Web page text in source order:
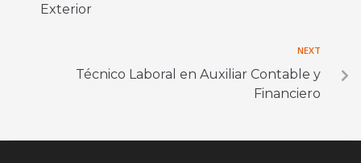
Exterior
NEXT
Técnico Laboral en Auxiliar Contable y
Financiero